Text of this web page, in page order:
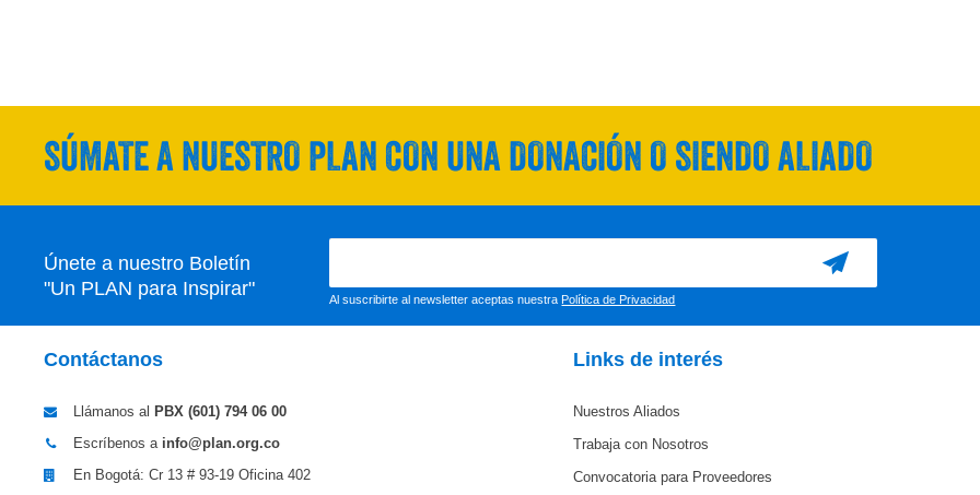
SÚMATE A NUESTRO PLAN CON UNA DONACIÓN O SIENDO ALIADO
Únete a nuestro Boletín
"Un PLAN para Inspirar"
Al suscribirte al newsletter aceptas nuestra Política de Privacidad
Contáctanos
Llámanos al PBX (601) 794 06 00
Escríbenos a info@plan.org.co
En Bogotá: Cr 13 # 93-19 Oficina 402
Links de interés
Nuestros Aliados
Trabaja con Nosotros
Convocatoria para Proveedores